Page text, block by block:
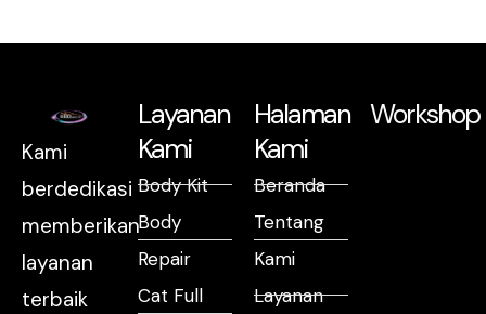
Kami
berdedikasi
memberikan
layanan
terbaik
Layanan
Kami
Body Kit
Body
Repair
Cat Full
Halaman
Kami
Beranda
Tentang
Kami
Layanan
Workshop